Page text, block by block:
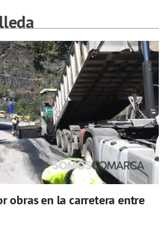
obras en la carretera entre